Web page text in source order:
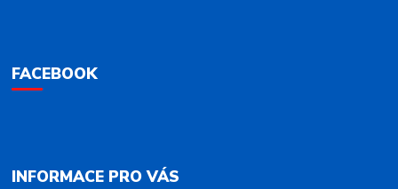
FACEBOOK
INFORMACE PRO VÁS